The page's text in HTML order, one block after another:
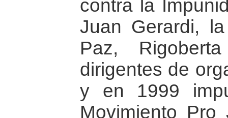
contra la
Juan Gerardi,
Paz,
dirigentes de
y en 1999
Movimiento